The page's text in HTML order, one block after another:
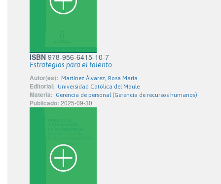
ISBN 978-956-6415-10-7
Estrategias para el talento
Autor(es): Martínez Álvarez, Rosa María
Editorial: Universidad Católica del Maule
Materia: Gerencia de personal (Gerencia de recursos humanos)
Publicado: 2025-09-30